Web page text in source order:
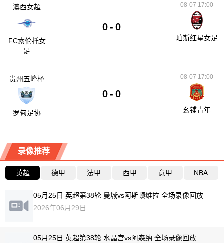
澳西女超
FC索伦托女
足
0 - 0
08-07 17:00
珀斯红星女足
贵州五峰杯
罗甸足协
0 - 0
08-07 17:00
幺铺青年
录像推荐
英超 德甲 法甲 西甲 意甲 NBA
05月25日 英超第38轮 曼城vs阿斯顿维拉 全场录像回放
2026年06月29日
05月25日 英超第38轮 水晶宫vs阿森纳 全场录像回放